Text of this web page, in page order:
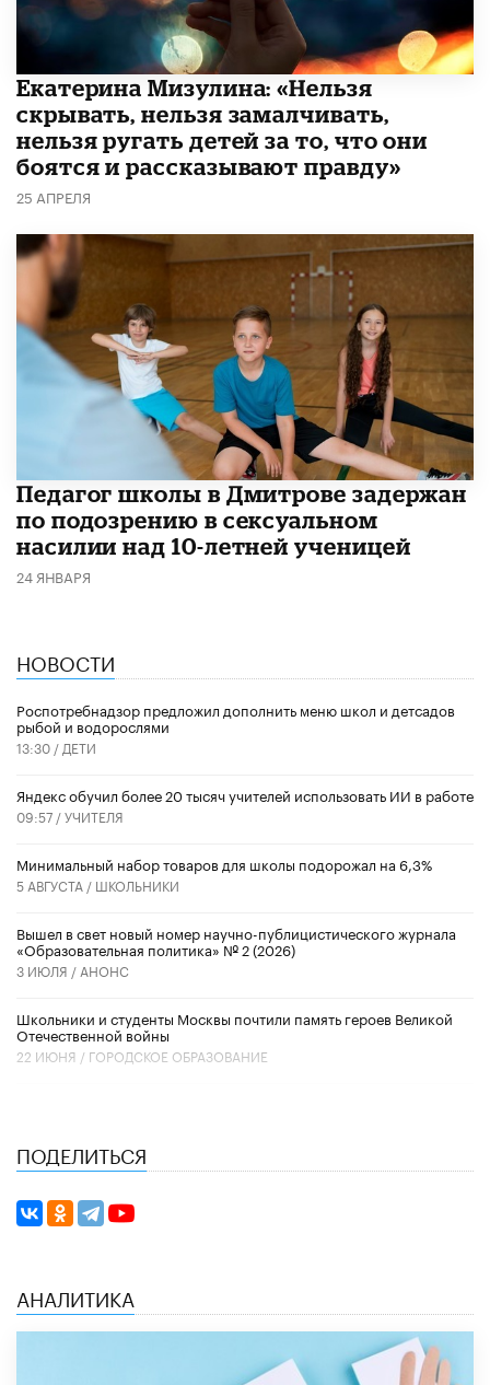
Екатерина Мизулина: «Нельзя
скрывать, нельзя замалчивать,
нельзя ругать детей за то, что они
боятся и рассказывают правду»
25 АПРЕЛЯ
Педагог школы в Дмитрове задержан
по подозрению в сексуальном
насилии над 10-летней ученицей
24 ЯНВАРЯ
НОВОСТИ
Роспотребнадзор предложил дополнить меню школ и детсадов
рыбой и водорослями
13:30 / ДЕТИ
​Яндекс обучил более 20 тысяч учителей использовать ИИ в работе
09:57 /УЧИТЕЛЯ
Минимальный набор товаров для школы подорожал на 6,3%
5 АВГУСТА / ШКОЛЬНИКИ
Вышел в свет новый номер научно-публицистического журнала
«Образовательная политика» № 2 (2026)
3 ИЮЛЯ / АНОНС
Школьники и студенты Москвы почтили память героев Великой
Отечественной войны
22 ИЮНЯ / ГОРОДСКОЕ ОБРАЗОВАНИЕ
ПОДЕЛИТЬСЯ
АНАЛИТИКА